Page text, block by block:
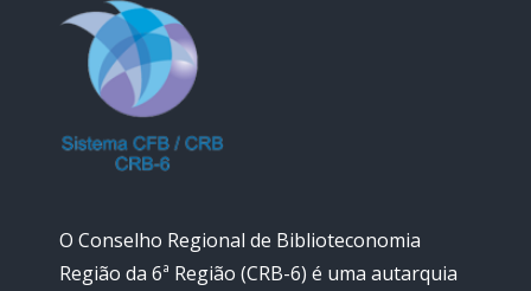
O Conselho Regional de Biblioteconomia
Região da 6ª Região (CRB-6) é uma autarquia